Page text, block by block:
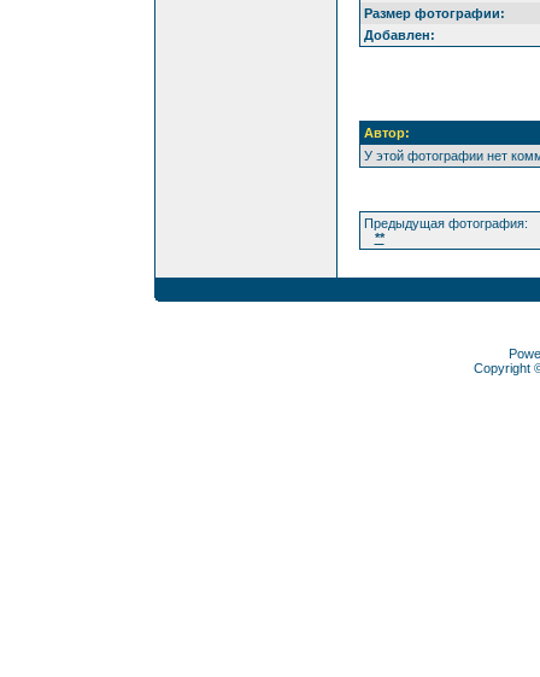
Размер фотографии:
Добавлен:
Автор:
У этой фотографии нет
Предыдущая фотография:
**
Copyright